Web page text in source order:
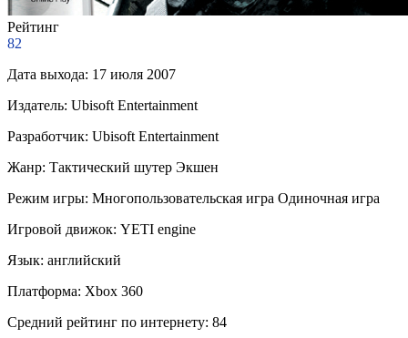
Рейтинг
82
Дата выхода: 17 июля 2007
Издатель: Ubisoft Entertainment
Разработчик: Ubisoft Entertainment
Жанр: Тактический шутер Экшен
Режим игры: Многопользовательская игра Одиночная игра
Игровой движок: YETI engine
Язык: английский
Платформа: Xbox 360
Средний рейтинг по интернету: 84